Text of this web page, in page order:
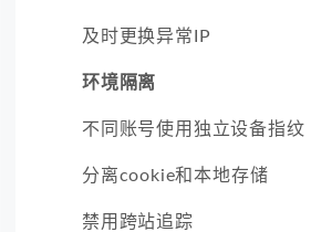
及时更换异常IP
环境隔离
不同账号使用独立设备指纹
分离cookie和本地存储
禁用跨站追踪